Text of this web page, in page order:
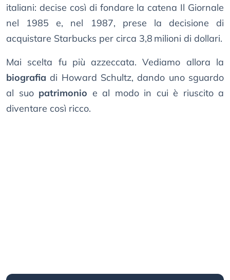
italiani: decise così di fondare la catena Il Giornale
nel 1985 e, nel 1987, prese la decisione di
acquistare Starbucks per circa 3,8 milioni di dollari.
Mai scelta fu più azzeccata. Vediamo allora la
biografiadi Howard Schultz, dando uno sguardo
al suo patrimonio e al modo in cui è riuscito a
diventare così ricco.